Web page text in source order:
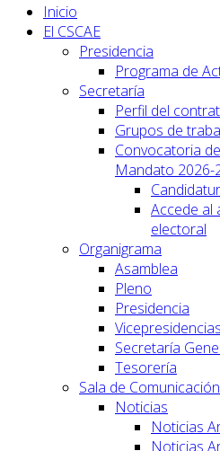
Inicio
El CSCAE
Presidencia
Programa de
Secretaría
Perfil del
Grupos de
Convocatoria
Mandato 2026-
Accede al
electoral
Organigrama
Asamblea
Pleno
Presidencia
Vicepresidencias
Secretaría
Tesorería
Sala de Comunicación
Noticias
Noticias
Noticias